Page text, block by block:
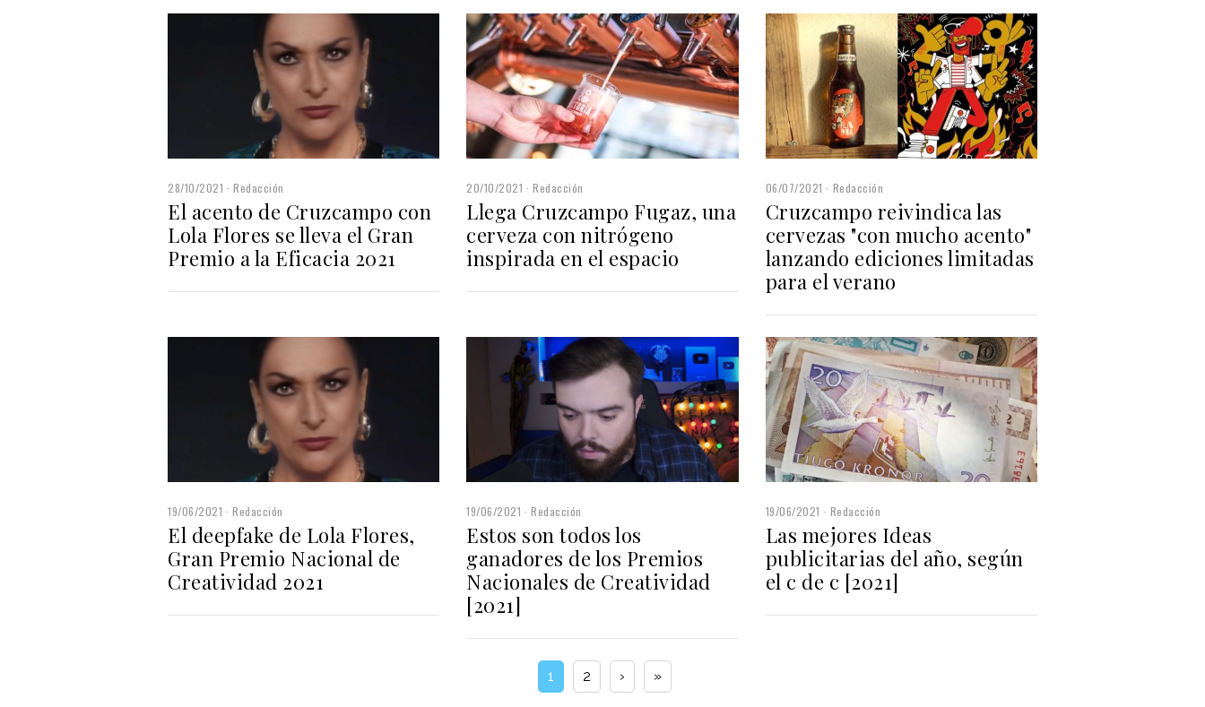
28/10/2021 Redacción
El acento de Cruzcampo con
Lola Flores se lleva el Gran
Premio a la Eficacia 2021
20/10/2021 Redacción
Llega Cruzcampo Fugaz, una
cerveza con nitrógeno
inspirada en el espacio
06/07/2021 Redacción
Cruzcampo reivindica las
cervezas "con mucho acento"
lanzando ediciones limitadas
para el verano
19/06/2021 Redacción
El deepfake de Lola Flores,
Gran Premio Nacional de
Creatividad 2021
19/06/2021 Redacción
Estos son todos los
ganadores de los Premios
Nacionales de Creatividad
[2021]
19/06/2021 Redacción
Las mejores Ideas
publicitarias del año, según
el c de c [2021]
1 2 › »